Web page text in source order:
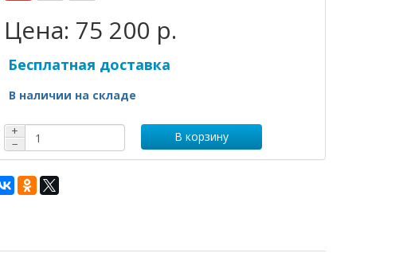
Цена: 75 200 р.
Бесплатная доставка
В наличии на складе
+
−
В корзину